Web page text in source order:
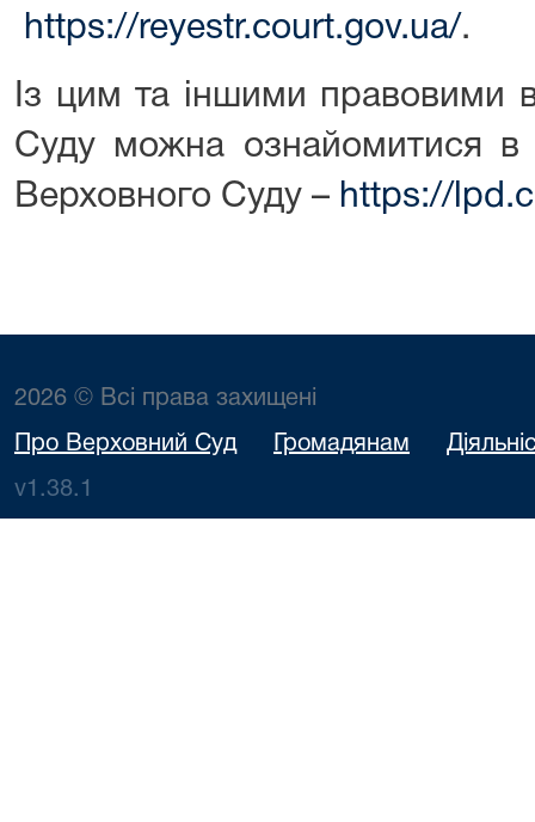
https://reyestr.court.gov.ua/.
Із цим та іншими правовими
Суду можна ознайомитися в
Верховного Суду – https://
2026 © Всі права захищені
Про Верховний Суд Громадянам
v1.38.1